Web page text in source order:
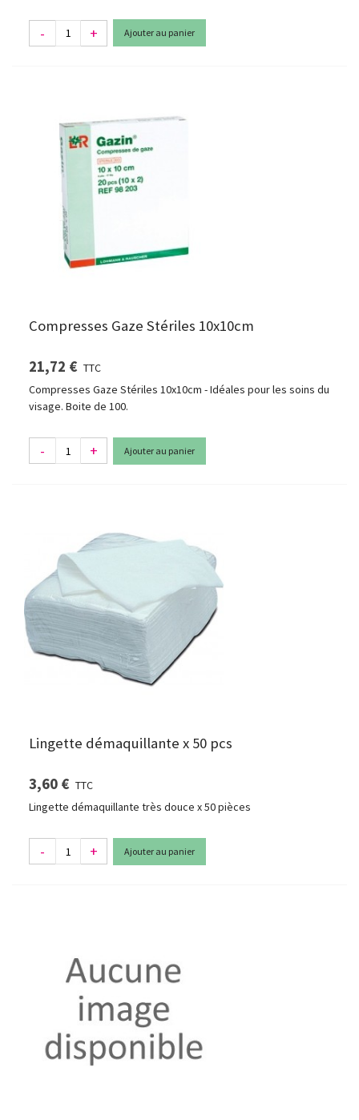
- + Ajouter au panier
Compresses Gaze Stériles 10x10cm
21,72 € TTC
Compresses Gaze Stériles 10x10cm - Idéales pour les soins du
visage. Boite de 100.
- + Ajouter au panier
Lingette démaquillante x 50 pcs
3,60 € TTC
Lingette démaquillante très douce x 50 pièces
- + Ajouter au panier